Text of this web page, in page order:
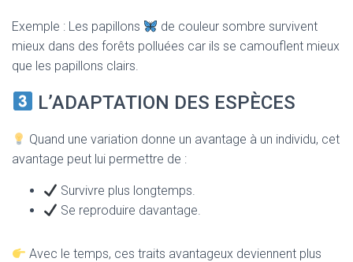
Exemple : Les papillons
de couleur sombre survivent
mieux dans des forêts polluées car ils se camouflent mieux
que les papillons clairs.
L’ADAPTATION DES ESPÈCES
Quand une variation donne un avantage à un individu, cet
avantage peut lui permettre de :
Survivre plus longtemps.
Se reproduire davantage.
Avec le temps, ces traits avantageux deviennent plus